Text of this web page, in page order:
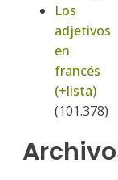
Los
adjetivos
en
francés
(+lista)
(101.378)